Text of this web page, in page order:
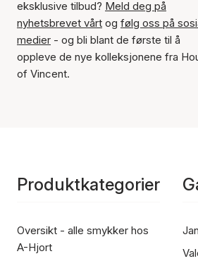
eksklusive tilbud? Meld deg på
nyhetsbrevet vårt og følg oss på
medier - og bli blant de første til å
oppleve de nye kolleksjonene fra
of Vincent.
Produktkategorier
Oversikt - alle smykker hos
A-Hjort